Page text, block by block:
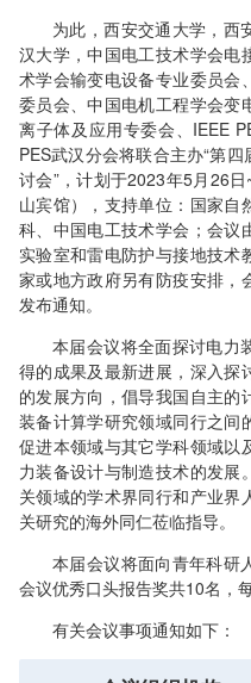
为此，西安交通大学，西
汉大学，中国电工技术学会电
术学会输变电设备专业委员会
委员会、中国电机工程学会变
离子体及应用专委会、IEEE
PES武汉分会将联合主办“第
讨会”，计划于2023年5月26
山宾馆），支持单位：国家自
科、中国电工技术学会；会议
实验室和雷电防护与接地技术
家或地方政府另有防疫安排，
发布通知。
本届会议将全面探讨电力
得的成果及最新进展，深入探
的发展方向，倡导我国自主的
装备计算学研究领域同行之间
促进本领域与其它学科领域以
力装备设计与制造技术的发展
关领域的学术界同行和产业界
关研究的海外同仁莅临指导。
本届会议将面向青年科研
会议优秀口头报告奖共10名，
有关会议事项通知如下：